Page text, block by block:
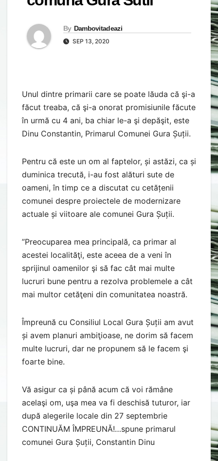
By Dambovitadeazi
SEP 13, 2020
Unul dintre primarii care se poate lăuda că şi-a
făcut treaba, că şi-a onorat promisiunile făcute
în urmă cu 4 ani, ba chiar le-a şi depăşit, este
Dinu Constantin, Primarul Comunei Gura Șuții.
Pentru că este un om al faptelor, și astăzi, ca și
duminica trecută, i-au fost alături sute de
oameni, în timp ce a discutat cu cetățenii
comunei despre proiectele de modernizare
actuale și viitoare ale comunei Gura Șuții.
”Preocuparea mea principală, ca primar al
acestei localităţi, este aceea de a veni în
sprijinul oamenilor şi să fac cât mai multe
lucruri bune pentru a rezolva problemele a cât
mai multor cetăţeni din comunitatea noastră.
Împreună cu Consiliul Local Gura Șuții am avut
și avem planuri ambiţioase, ne dorim să facem
multe lucruri, dar ne propunem să le facem şi
foarte bine.
Vă asigur ca și până acum că voi rămâne
acelaşi om, uşa mea va fi deschisă tuturor, iar
după alegerile locale din 27 septembrie
CONTINUĂM ÎMPREUNĂ!…spune primarul
comunei Gura Șuții, Constantin Dinu